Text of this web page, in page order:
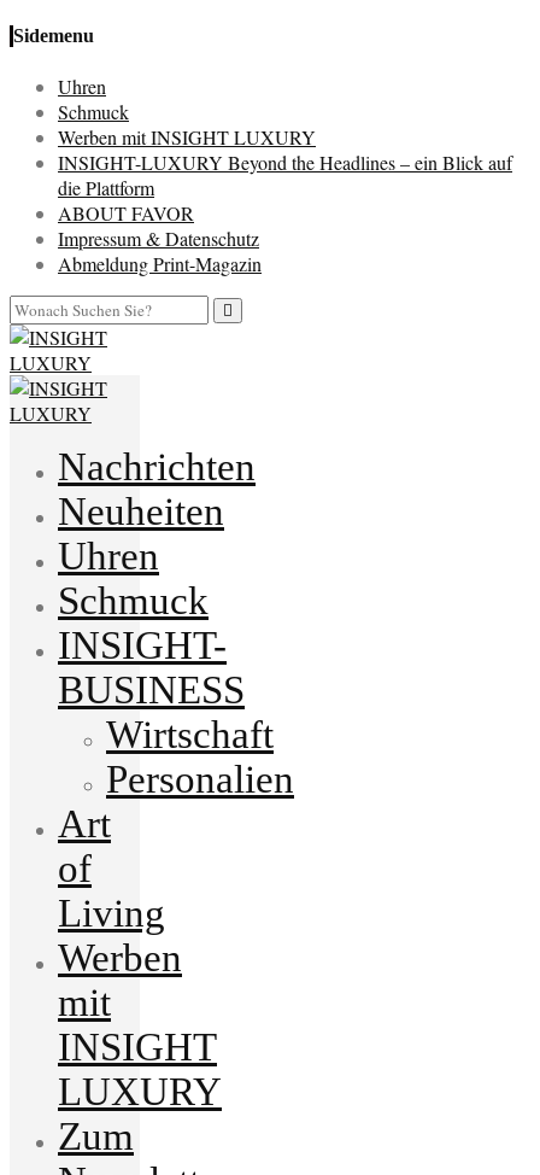
Sidemenu
Uhren
Schmuck
Werben mit INSIGHT LUXURY
INSIGHT-LUXURY Beyond the Headlines – ein Blick auf
die Plattform
ABOUT FAVOR
Impressum & Datenschutz
Abmeldung Print-Magazin
Nachrichten
Neuheiten
Uhren
Schmuck
INSIGHT-
BUSINESS
Wirtschaft
Personalien
Art
of
Living
Werben
mit
INSIGHT
LUXURY
Zum